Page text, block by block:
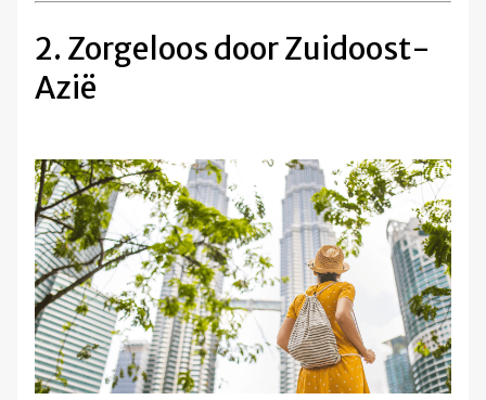
2. Zorgeloos door Zuidoost-
Azië